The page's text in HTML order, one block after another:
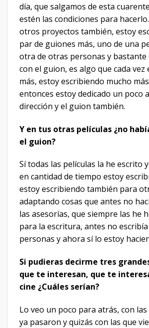
día, que salgamos de esta
estén las condiciones para
otros proyectos también, estoy
par de guiones más, uno de una
otra de otras personas y bastante
con el guion, es algo que cada vez
más, estoy escribiendo mucho
entonces estoy dedicado un poco
dirección y el guion también.
Y en tus otras películas ¿no
el guion?
Sí todas las películas la he escrito
en cantidad de tiempo estoy
estoy escribiendo también para
adaptando cosas que antes no
las asesorías, que siempre las he
para la escritura, antes no
personas y ahora sí lo estoy
Si pudieras decirme tres
que te interesan, que te
cine ¿Cuáles serían?
Lo veo un poco para atrás, con
ya pasaron y quizás con las que